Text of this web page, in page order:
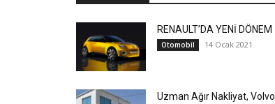
RENAULT’DA YENİ DÖNEM
Otomobil 14 Ocak 2021
Uzman Ağır Nakliyat, Volvo